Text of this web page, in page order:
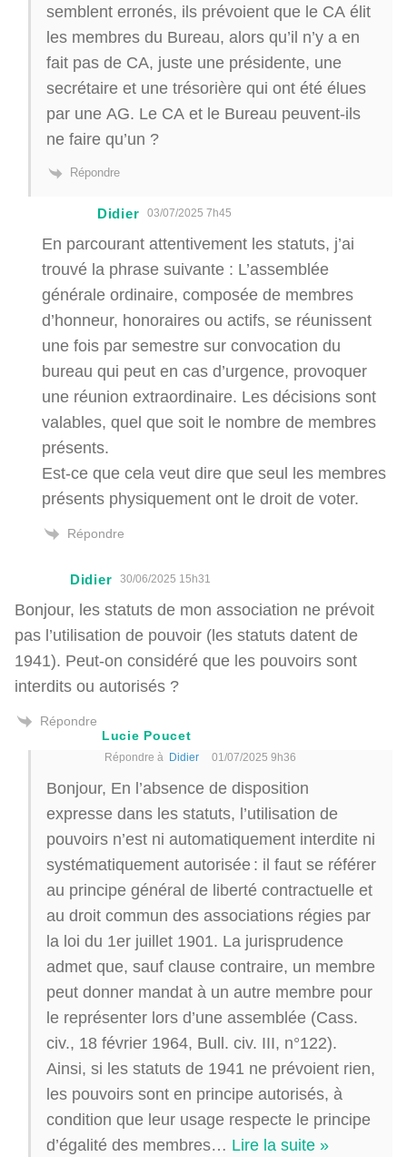
semblent erronés, ils prévoient que le CA élit
les membres du Bureau, alors qu’il n’y a en
fait pas de CA, juste une présidente, une
secrétaire et une trésorière qui ont été élues
par une AG. Le CA et le Bureau peuvent-ils
ne faire qu’un ?
Répondre
Didier 03/07/2025 7h45
En parcourant attentivement les statuts, j’ai
trouvé la phrase suivante : L’assemblée
générale ordinaire, composée de membres
d’honneur, honoraires ou actifs, se réunissent
une fois par semestre sur convocation du
bureau qui peut en cas d’urgence, provoquer
une réunion extraordinaire. Les décisions sont
valables, quel que soit le nombre de membres
présents.
Est-ce que cela veut dire que seul les membres
présents physiquement ont le droit de voter.
Répondre
Didier 30/06/2025 15h31
Bonjour, les statuts de mon association ne prévoit
pas l’utilisation de pouvoir (les statuts datent de
1941). Peut-on considéré que les pouvoirs sont
interdits ou autorisés ?
Répondre
Lucie Poucet
Répondre à Didier 01/07/2025 9h36
Bonjour, En l’absence de disposition
expresse dans les statuts, l’utilisation de
pouvoirs n’est ni automatiquement interdite ni
systématiquement autorisée : il faut se référer
au principe général de liberté contractuelle et
au droit commun des associations régies par
la loi du 1er juillet 1901. La jurisprudence
admet que, sauf clause contraire, un membre
peut donner mandat à un autre membre pour
le représenter lors d’une assemblée (Cass.
civ., 18 février 1964, Bull. civ. III, n°122).
Ainsi, si les statuts de 1941 ne prévoient rien,
les pouvoirs sont en principe autorisés, à
condition que leur usage respecte le principe
d’égalité des membres… Lire la suite »